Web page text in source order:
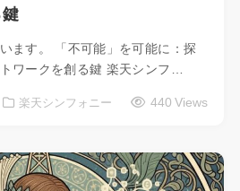
ます。 「不可能」を可能に：探
ワークを創る鍵 楽天シンフ…
楽天シンフォニー 440 Views